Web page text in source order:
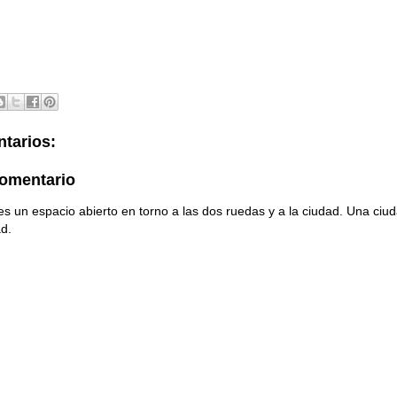
un espacio abierto en torno a las dos ruedas y a la ciudad. Una